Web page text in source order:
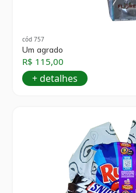
cód 757
Um agrado
R$ 115,00
+ detalhes